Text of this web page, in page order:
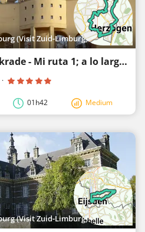
(Visit Zuid-Limburg)
Ruta en bicicleta - Kerkrade - Mi ruta 1; a lo largo del origen de la extracción de carbón
·
01h42 Medium
(Visit Zuid-Limburg)